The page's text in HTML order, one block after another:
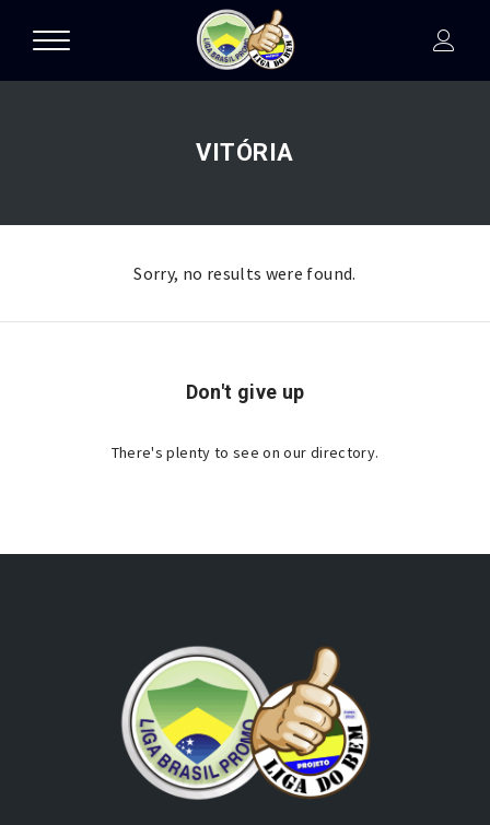
VITÓRIA
Sorry, no results were found.
Don't give up
There's plenty to see on our directory.